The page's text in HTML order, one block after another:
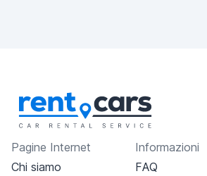
Pagine Internet
Chi siamo
Informazioni
FAQ